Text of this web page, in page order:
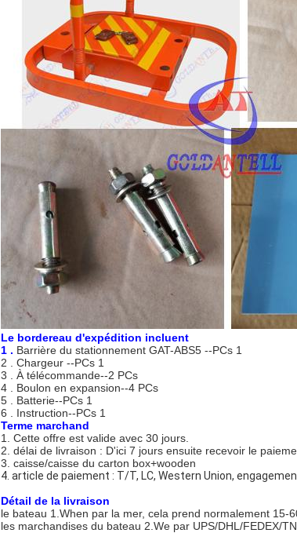
Le bordereau d'expédition incluent
1 . Barrière du stationnement GAT-ABS5 --PCs 1
2 . Chargeur --PCs 1
3 . À télécommande--2 PCs
4 . Boulon en expansion--4 PCs
5 . Batterie--PCs 1
6 . Instruction--PCs 1
Terme marchand
1. Cette offre est valide avec 30 jours.
2. délai de livraison : D'ici 7 jours ensuite recevoir le
3. caisse/caisse du carton box+wooden
4. article de paiement : T/T, LC, Western Union,
Détail de la livraison
le bateau 1.When par la mer, cela prend normalement 15-
les marchandises du bateau 2.We par UPS/DHL/FEDEX/